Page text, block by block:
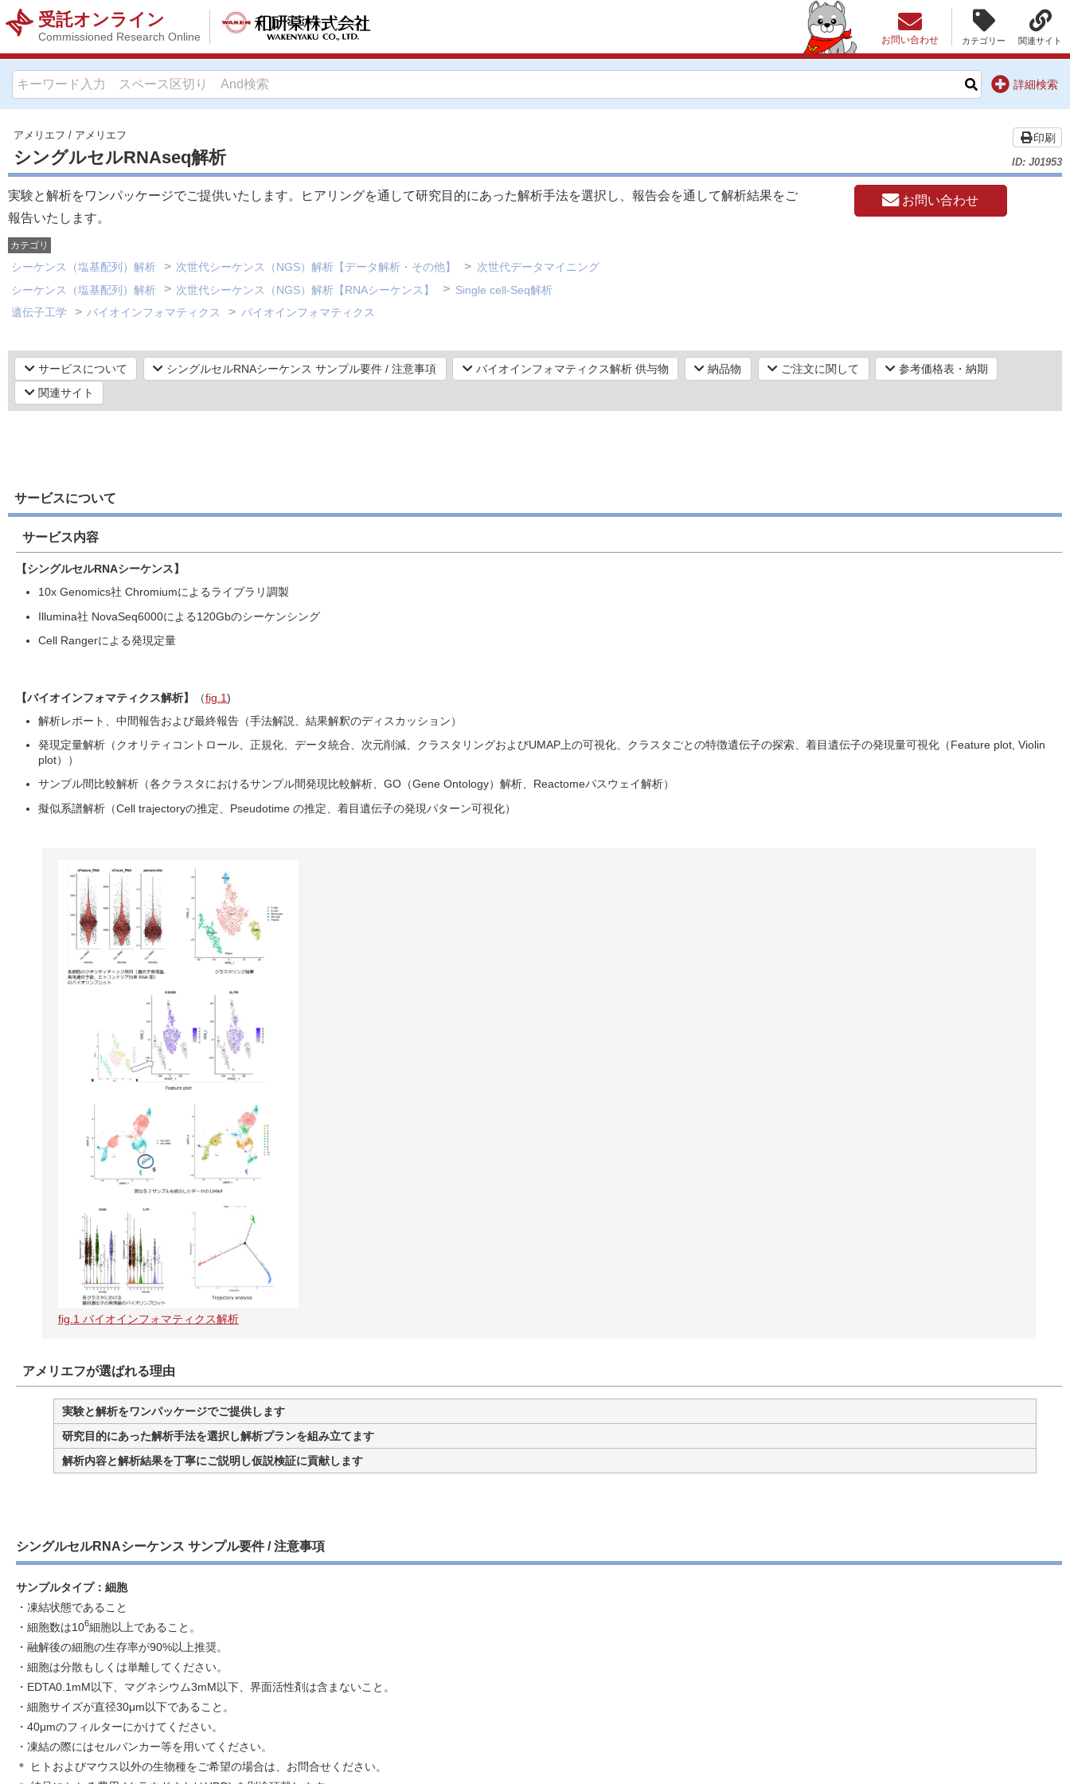
受託オンライン
Commissioned Research Online カテゴリー 関連サイト
お問い合わせ
詳細検索
アメリエフ / アメリエフ
シングルセルRNAseq解析 ID: J01953
印刷
実験と解析をワンパッケージでご提供いたします。ヒアリングを通して研究目的にあった解析手法を選択し、報告会を通して解析結果をご
報告いたします。
お問い合わせ
カテゴリ
シーケンス（塩基配列）解析 次世代シーケンス（NGS）解析【データ解析・その他】
次世代データマイニング
シーケンス（塩基配列）解析
次世代シーケンス（NGS）解析【RNAシーケンス】
Single cell-Seq解析
遺伝子工学
バイオインフォマティクス バイオインフォマティクス
サービスについて シングルセルRNAシーケンス サンプル要件 / 注意事項 バイオインフォマティクス解析 供与物 納品物 ご注文に関して
参考価格表・納期
関連サイト
サービスについて
サービス内容
【シングルセルRNAシーケンス】
10x Genomics社 Chromiumによるライブラリ調製
Illumina社 NovaSeq6000による120Gbのシーケンシング
Cell Rangerによる発現定量
【バイオインフォマティクス解析】 （fig.1)
解析レポート、中間報告および最終報告（手法解説、結果解釈のディスカッション）
発現定量解析（クオリティコントロール、正規化、データ統合、次元削減、クラスタリングおよびUMAP上の可視化、クラスタごとの特徴遺伝子の探索、着目遺伝子の発現量可視化（Feature plot, Violin
plot））
サンプル間比較解析（各クラスタにおけるサンプル間発現比較解析、GO（Gene Ontology）解析、Reactomeパスウェイ解析）
擬似系譜解析（Cell trajectoryの推定、Pseudotime の推定、着目遺伝子の発現パターン可視化）
fig.1 バイオインフォマティクス解析
アメリエフが選ばれる理由
実験と解析をワンパッケージでご提供します
研究目的にあった解析手法を選択し解析プランを組み立てます
解析内容と解析結果を丁寧にご説明し仮説検証に貢献します
シングルセルRNAシーケンス サンプル要件 / 注意事項
サンプルタイプ：細胞
・凍結状態であること
・細胞数は106細胞以上であること。
・融解後の細胞の生存率が90%以上推奨。
・細胞は分散もしくは単離してください。
・EDTA0.1mM以下、マグネシウム3mM以下、界面活性剤は含まないこと。
・細胞サイズが直径30μm以下であること。
・40μmのフィルターにかけてください。
・凍結の際にはセルバンカー等を用いてください。
＊ ヒトおよびマウス以外の生物種をご希望の場合は、お問合せください。